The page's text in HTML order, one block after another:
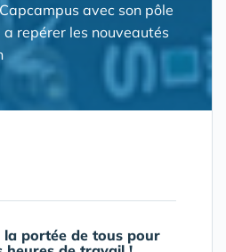
avec son pôle
repérer les nouveautés
la portée de tous pour